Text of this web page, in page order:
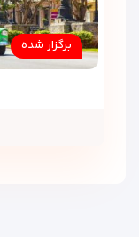
برگزار شده